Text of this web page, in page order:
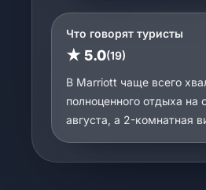
Что говорят туристы
★ 5.0(19)
В Marriott чаще всего
полноценного отдыха на
августа, а 2-комнатная